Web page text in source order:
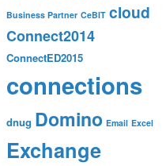
Business Partner CeBIT cloud
Connect2014
ConnectED2015
connections
dnug Domino Email Excel
Exchange